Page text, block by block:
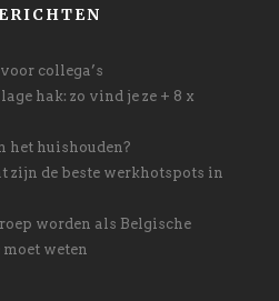
collega’s
hak: zo vind je ze + 8 x
het huishouden?
zijn de beste werkhotspots in
worden als Belgische
weten